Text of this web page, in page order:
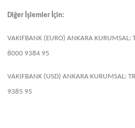
Diğer İşlemler İçin:
VAKIFBANK (EURO) ANKARA
8000 9384 95
VAKIFBANK (USD) ANKARA KURUMSAL:
9385 95